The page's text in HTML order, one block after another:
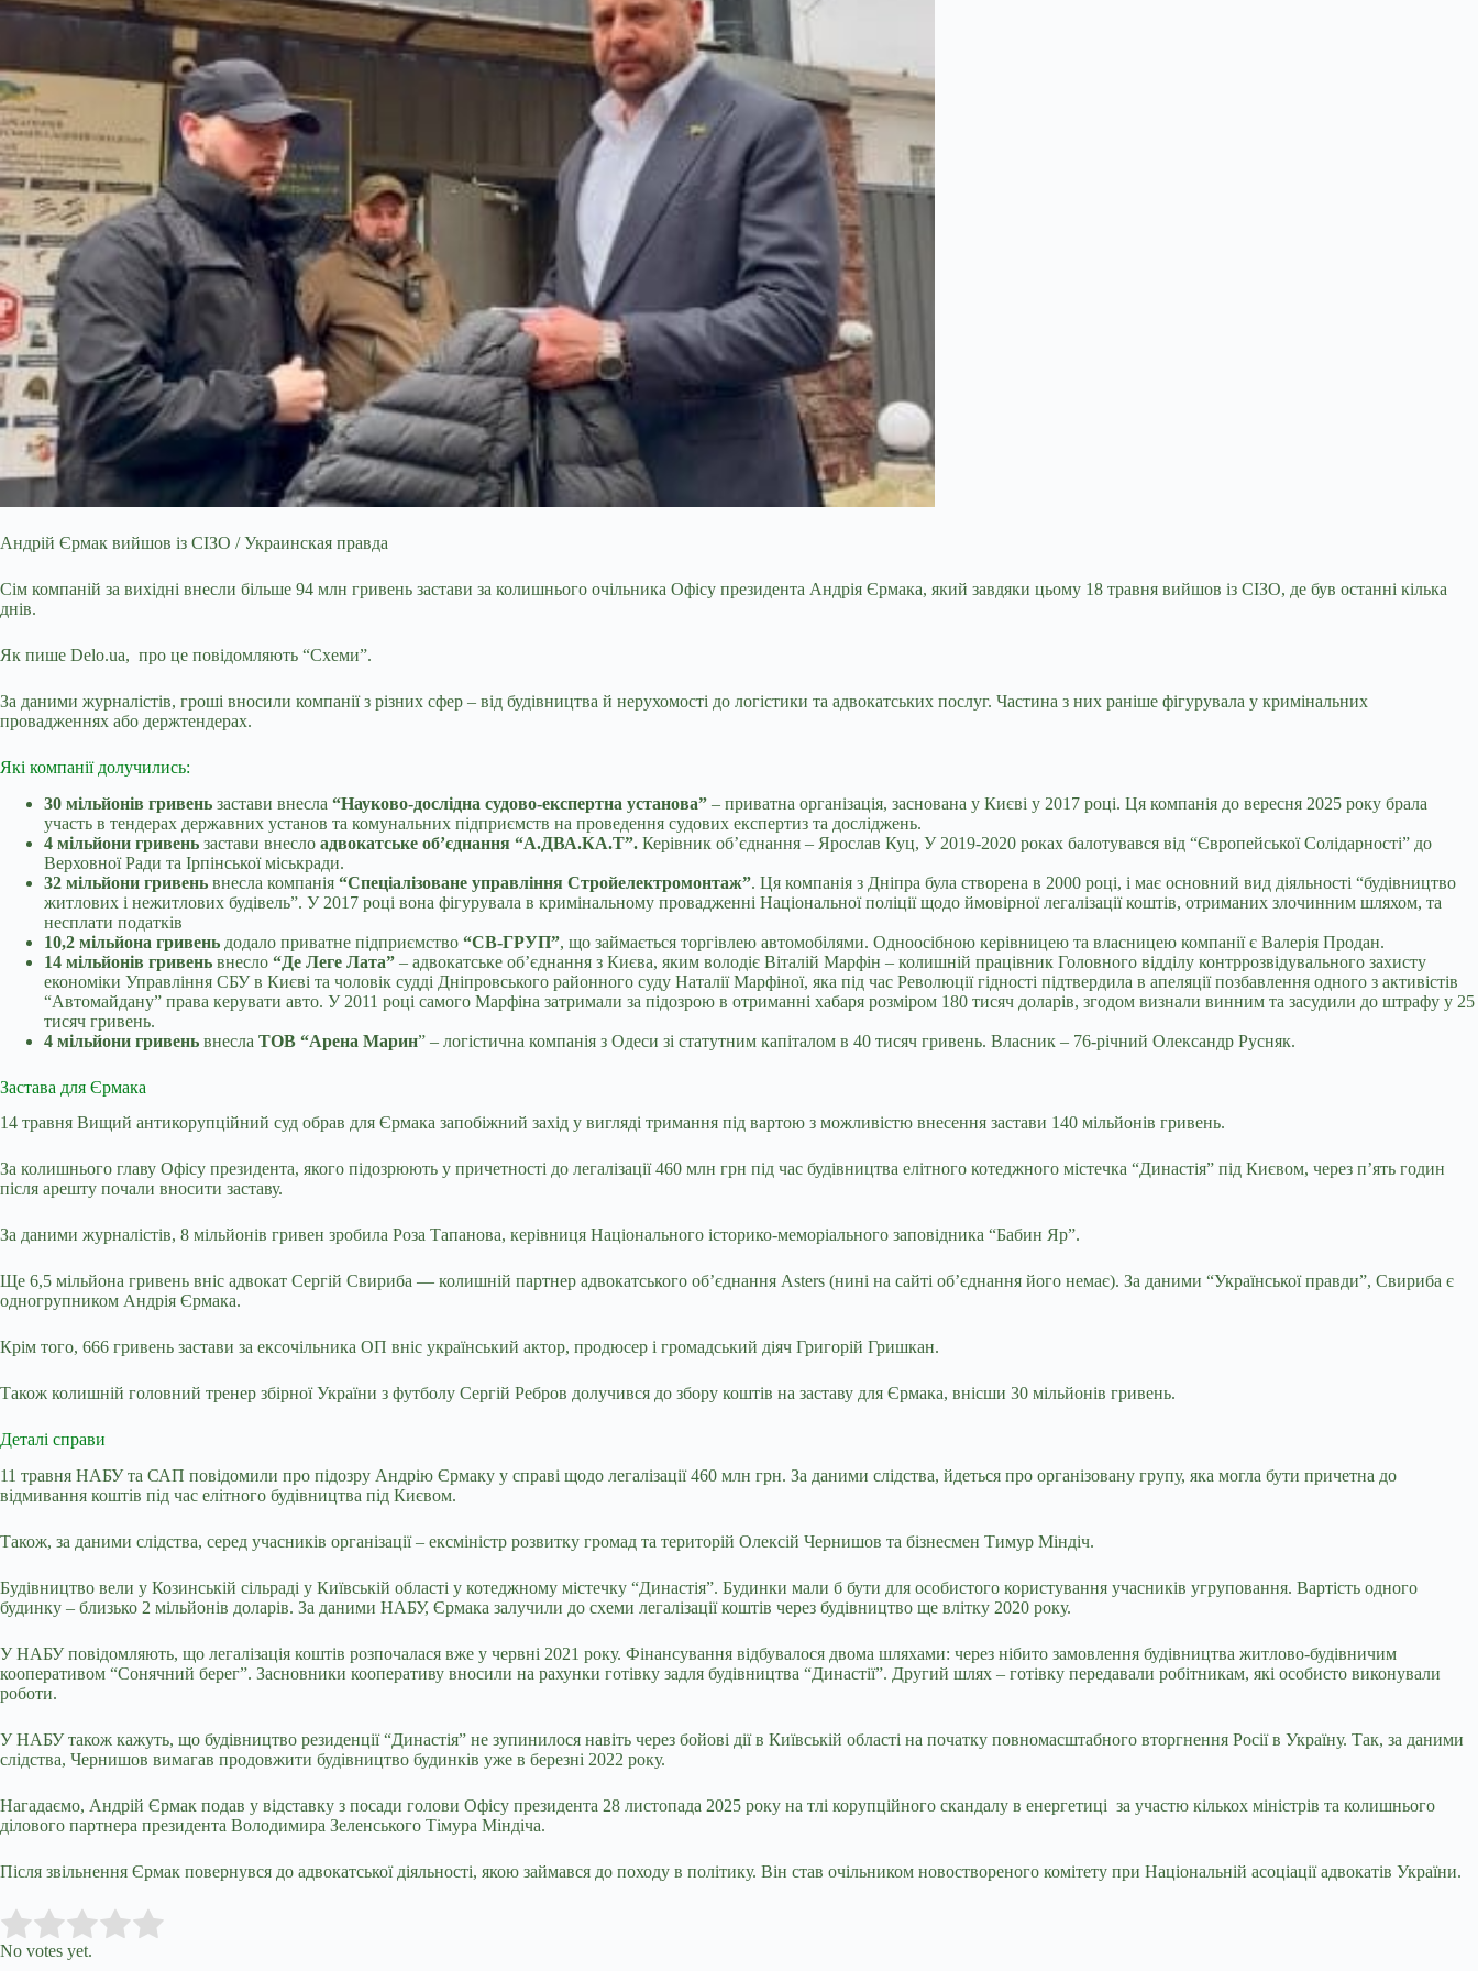
Андрій Єрмак вийшов із СІЗО / Украинская правда
Сім компаній за вихідні внесли більше 94 млн гривень застави за колишнього очільника Офісу президента Андрія Єрмака, який завдяки цьому 18 травня вийшов із СІЗО, де був останні кілька
днів.
Як пише Delo.ua, про це повідомляють “Схеми”.
За даними журналістів, гроші вносили компанії з різних сфер – від будівництва й нерухомості до логістики та адвокатських послуг. Частина з них раніше фігурувала у кримінальних
провадженнях або держтендерах.
Які компанії долучились:
30 мільйонів гривень застави внесла “Науково-дослідна судово-експертна установа” – приватна організація, заснована у Києві у 2017 році. Ця компанія до вересня 2025 року брала
участь в тендерах державних установ та комунальних підприємств на проведення судових експертиз та досліджень.
4 мільйони гривень застави внесло адвокатське об’єднання “А.ДВА.КА.Т”. Керівник об’єднання – Ярослав Куц, У 2019-2020 роках балотувався від “Європейської Солідарності” до
Верховної Ради та Ірпінської міськради.
32 мільйони гривень внесла компанія “Спеціалізоване управління Стройелектромонтаж”. Ця компанія з Дніпра була створена в 2000 році, і має основний вид діяльності “будівництво
житлових і нежитлових будівель”. У 2017 році вона фігурувала в кримінальному провадженні Національної поліції щодо ймовірної легалізації коштів, отриманих злочинним шляхом, та
несплати податків
10,2 мільйона гривень додало приватне підприємство “СВ-ГРУП”, що займається торгівлею автомобілями. Одноосібною керівницею та власницею компанії є Валерія Продан.
14 мільйонів гривень внесло “Де Леге Лата” – адвокатське об’єднання з Києва, яким володіє Віталій Марфін – колишній працівник Головного відділу контррозвідувального захисту
економіки Управління СБУ в Києві та чоловік судді Дніпровського районного суду Наталії Марфіної, яка під час Революції гідності підтвердила в апеляції позбавлення одного з активістів
“Автомайдану” права керувати авто. У 2011 році самого Марфіна затримали за підозрою в отриманні хабаря розміром 180 тисяч доларів, згодом визнали винним та засудили до штрафу у 25
тисяч гривень.
4 мільйони гривень внесла ТОВ “Арена Марин” – логістична компанія з Одеси зі статутним капіталом в 40 тисяч гривень. Власник – 76-річний Олександр Русняк.
Застава для Єрмака
14 травня Вищий антикорупційний суд обрав для Єрмака запобіжний захід у вигляді тримання під вартою з можливістю внесення застави 140 мільйонів гривень.
За колишнього главу Офісу президента, якого підозрюють у причетності до легалізації 460 млн грн під час будівництва елітного котеджного містечка “Династія” під Києвом, через п’ять годин
після арешту почали вносити заставу.
За даними журналістів, 8 мільйонів гривен зробила Роза Тапанова, керівниця Національного історико-меморіального заповідника “Бабин Яр”.
Ще 6,5 мільйона гривень вніс адвокат Сергій Свириба — колишній партнер адвокатського об’єднання Asters (нині на сайті об’єднання його немає). За даними “Української правди”, Свириба є
одногрупником Андрія Єрмака.
Крім того, 666 гривень застави за ексочільника ОП вніс український актор, продюсер і громадський діяч Григорій Гришкан.
Також колишній головний тренер збірної України з футболу Сергій Ребров долучився до збору коштів на заставу для Єрмака, внісши 30 мільйонів гривень.
Деталі справи
11 травня НАБУ та САП повідомили про підозру Андрію Єрмаку у справі щодо легалізації 460 млн грн. За даними слідства, йдеться про організовану групу, яка могла бути причетна до
відмивання коштів під час елітного будівництва під Києвом.
Також, за даними слідства, серед учасників організації – ексміністр розвитку громад та територій Олексій Чернишов та бізнесмен Тимур Міндіч.
Будівництво вели у Козинській сільраді у Київській області у котеджному містечку “Династія”. Будинки мали б бути для особистого користування учасників угруповання. Вартість одного
будинку – близько 2 мільйонів доларів. За даними НАБУ, Єрмака залучили до схеми легалізації коштів через будівництво ще влітку 2020 року.
У НАБУ повідомляють, що легалізація коштів розпочалася вже у червні 2021 року. Фінансування відбувалося двома шляхами: через нібито замовлення будівництва житлово-будівничим
кооперативом “Сонячний берег”. Засновники кооперативу вносили на рахунки готівку задля будівництва “Династії”. Другий шлях – готівку передавали робітникам, які особисто виконували
роботи.
У НАБУ також кажуть, що будівництво резиденції “Династія” не зупинилося навіть через бойові дії в Київській області на початку повномасштабного вторгнення Росії в Україну. Так, за даними
слідства, Чернишов вимагав продовжити будівництво будинків уже в березні 2022 року.
Нагадаємо, Андрій Єрмак подав у відставку з посади голови Офісу президента 28 листопада 2025 року на тлі корупційного скандалу в енергетиці за участю кількох міністрів та колишнього
ділового партнера президента Володимира Зеленського Тімура Міндіча.
Після звільнення Єрмак повернувся до адвокатської діяльності, якою займався до походу в політику. Він став очільником новоствореного комітету при Національній асоціації адвокатів України.
Rate this item:
No votes yet.